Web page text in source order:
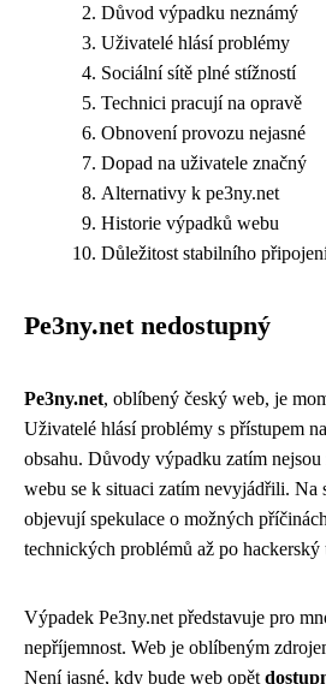
Důvod výpadku neznámý
Uživatelé hlásí problémy
Sociální sítě plné stížností
Technici pracují na opravě
Obnovení provozu nejasné
Dopad na uživatele značný
Alternativy k pe3ny.net
Historie výpadků webu
Důležitost stabilního
Pe3ny.net nedostupný
Pe3ny.net, oblíbený český web, je
Uživatelé hlásí problémy s přístupem
obsahu. Důvody výpadku zatím
webu se k situaci zatím nevyjádřili. Na
objevují spekulace o možných
technických problémů až po hackerský
Výpadek Pe3ny.net představuje pro
nepříjemnost. Web je oblíbeným
Není jasné, kdy bude web opět